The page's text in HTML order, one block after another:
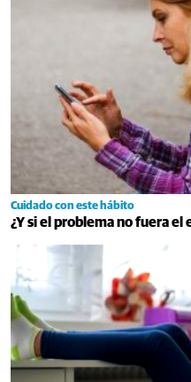
Cuidado con este hábito
¿Y si el problema no fuera el